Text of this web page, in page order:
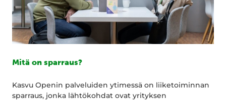
Mitä on sparraus?
Kasvu Openin palveluiden ytimessä on liiketoiminnan
sparraus, jonka lähtökohdat ovat yrityksen